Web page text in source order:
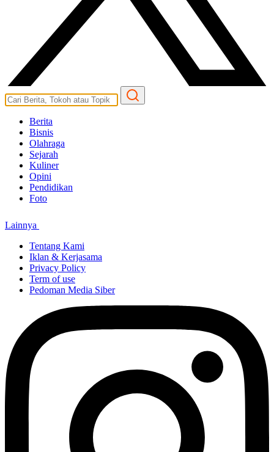
Berita
Bisnis
Olahraga
Sejarah
Kuliner
Opini
Pendidikan
Foto
Lainnya
Tentang Kami
Iklan & Kerjasama
Privacy Policy
Term of use
Pedoman Media Siber